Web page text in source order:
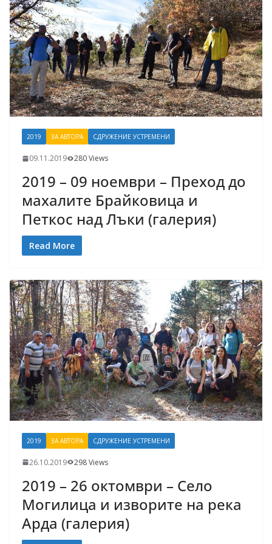
2019 ЗА АВТОРА СДРУЖЕНИЕ УСТРЕМЕНИ
09.11.2019 280 Views
2019 – 09 ноември – Преход до
махалите Брайковица и
Петкос над Лъки (галерия)
Read More
2019 ЗА АВТОРА СДРУЖЕНИЕ УСТРЕМЕНИ
26.10.2019 298 Views
2019 – 26 октомври – Село
Могилица и изворите на река
Арда (галерия)